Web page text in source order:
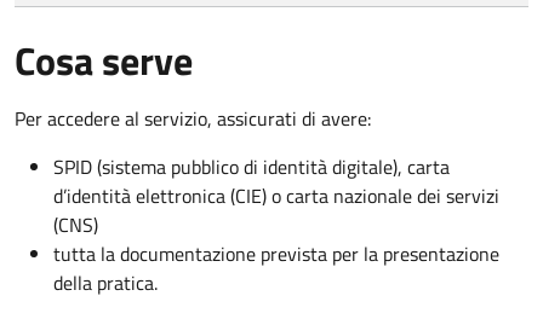
Cosa serve
Per accedere al servizio, assicurati di avere:
SPID (sistema pubblico di identità digitale), carta
d’identità elettronica (CIE) o carta nazionale dei servizi
(CNS)
tutta la documentazione prevista per la presentazione
della pratica.